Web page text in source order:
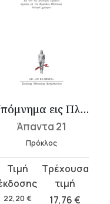
Υπόμνημα εις Πλάτωνος Κρατύλον
Άπαντα 21
Πρόκλος
22,20 €
Original
was:
17,76€
τιμή